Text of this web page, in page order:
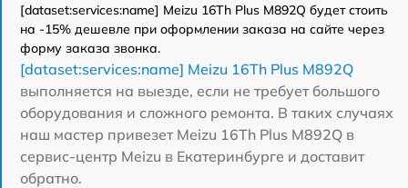
[dataset:services:name] Meizu 16Th Plus M892Q будет стоить
на -15% дешевле при оформлении заказа на сайте через
форму заказа звонка.
[dataset:services:name] Meizu 16Th Plus M892Q
выполняется на выезде, если не требует большого
оборудования и сложного ремонта. В таких случаях
наш мастер привезет Meizu 16Th Plus M892Q в
сервис-центр Meizu в Екатеринбурге и доставит
обратно.